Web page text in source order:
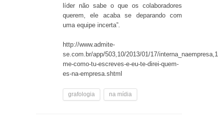
líder não sabe o que os colaboradores
querem, ele acaba se deparando com
uma equipe incerta”.
http://www.admite-
se.com.br/app/503,10/2013/01/17/
me-como-tu-escreves-e-eu-te-direi-quem-
es-na-empresa.shtml
grafologia na mídia